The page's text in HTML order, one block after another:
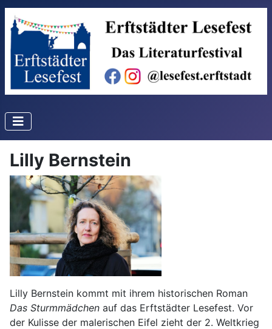
Lilly Bernstein
Lilly Bernstein kommt mit ihrem historischen Roman
Das Sturmmädchen auf das Erftstädter Lesefest. Vor
der Kulisse der malerischen Eifel zieht der 2. Weltkrieg